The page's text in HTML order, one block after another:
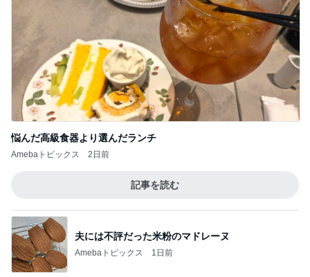
悩んだ高級食器より選んだランチ
Amebaトピックス 2日前
記事を読む
夫には不評だった米粉のマドレーヌ
Amebaトピックス 1日前